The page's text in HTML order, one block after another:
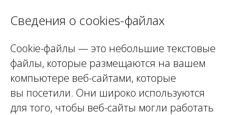
Сведения о сookies-файлах
Сookie-файлы — это небольшие текстовые
файлы, которые размещаются на вашем
компьютере веб-сайтами, которые
вы посетили. Они широко используются
для того, чтобы веб-сайты могли работать